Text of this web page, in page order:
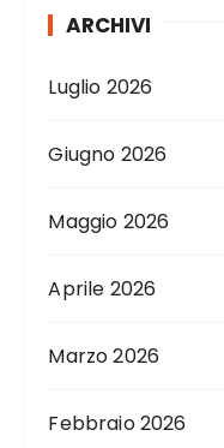
ARCHIVI
Luglio 2026
Giugno 2026
Maggio 2026
Aprile 2026
Marzo 2026
Febbraio 2026